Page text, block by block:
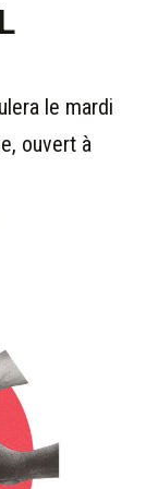
le mardi
ouvert à